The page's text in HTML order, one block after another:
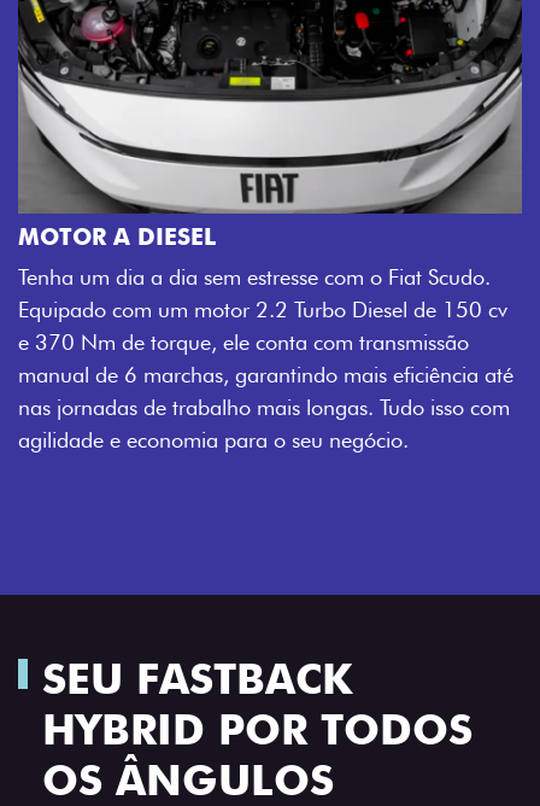
MOTOR A DIESEL
Tenha um dia a dia sem estresse com o Fiat Scudo.
Equipado com um motor 2.2 Turbo Diesel de 150 cv
e 370 Nm de torque, ele conta com transmissão
manual de 6 marchas, garantindo mais eficiência até
nas jornadas de trabalho mais longas. Tudo isso com
agilidade e economia para o seu negócio.
SEU FASTBACK
HYBRID POR TODOS
OS ÂNGULOS